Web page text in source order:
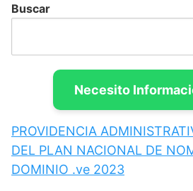
Buscar
Necesito
PROVIDENCIA
DEL PLAN NACIONAL DE
DOMINIO .ve 2023